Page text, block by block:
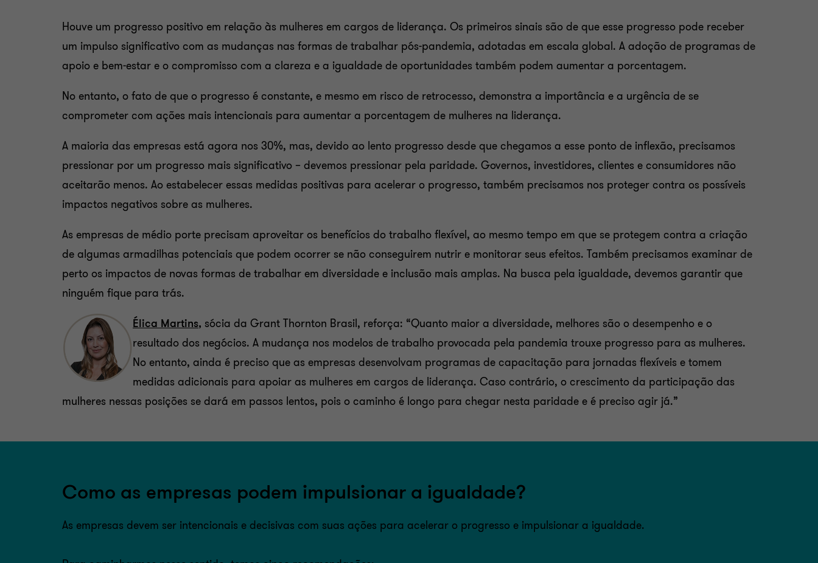
Houve um progresso positivo em relação às mulheres em cargos de liderança. Os primeiros sinais são de que esse progresso pode receber
um impulso significativo com as mudanças nas formas de trabalhar pós-pandemia, adotadas em escala global. A adoção de programas de
apoio e bem-estar e o compromisso com a clareza e a igualdade de oportunidades também podem aumentar a porcentagem.
No entanto, o fato de que o progresso é constante, e mesmo em risco de retrocesso, demonstra a importância e a urgência de se
comprometer com ações mais intencionais para aumentar a porcentagem de mulheres na liderança.
A maioria das empresas está agora nos 30%, mas, devido ao lento progresso desde que chegamos a esse ponto de inflexão, precisamos
pressionar por um progresso mais significativo – devemos pressionar pela paridade. Governos, investidores, clientes e consumidores não
aceitarão menos. Ao estabelecer essas medidas positivas para acelerar o progresso, também precisamos nos proteger contra os possíveis
impactos negativos sobre as mulheres.
As empresas de médio porte precisam aproveitar os benefícios do trabalho flexível, ao mesmo tempo em que se protegem contra a criação
de algumas armadilhas potenciais que podem ocorrer se não conseguirem nutrir e monitorar seus efeitos. Também precisamos examinar de
perto os impactos de novas formas de trabalhar em diversidade e inclusão mais amplas. Na busca pela igualdade, devemos garantir que
ninguém fique para trás.
Élica Martins, sócia da Grant Thornton Brasil, reforça: “Quanto maior a diversidade, melhores são o desempenho e o
resultado dos negócios. A mudança nos modelos de trabalho provocada pela pandemia trouxe progresso para as mulheres.
No entanto, ainda é preciso que as empresas desenvolvam programas de capacitação para jornadas flexíveis e tomem
medidas adicionais para apoiar as mulheres em cargos de liderança. Caso contrário, o crescimento da participação das
mulheres nessas posições se dará em passos lentos, pois o caminho é longo para chegar nesta paridade e é preciso agir já.”
Como as empresas podem impulsionar a igualdade?
As empresas devem ser intencionais e decisivas com suas ações para acelerar o progresso e impulsionar a igualdade.